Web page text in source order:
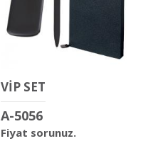
VİP SET
A-5056
Fiyat sorunuz.